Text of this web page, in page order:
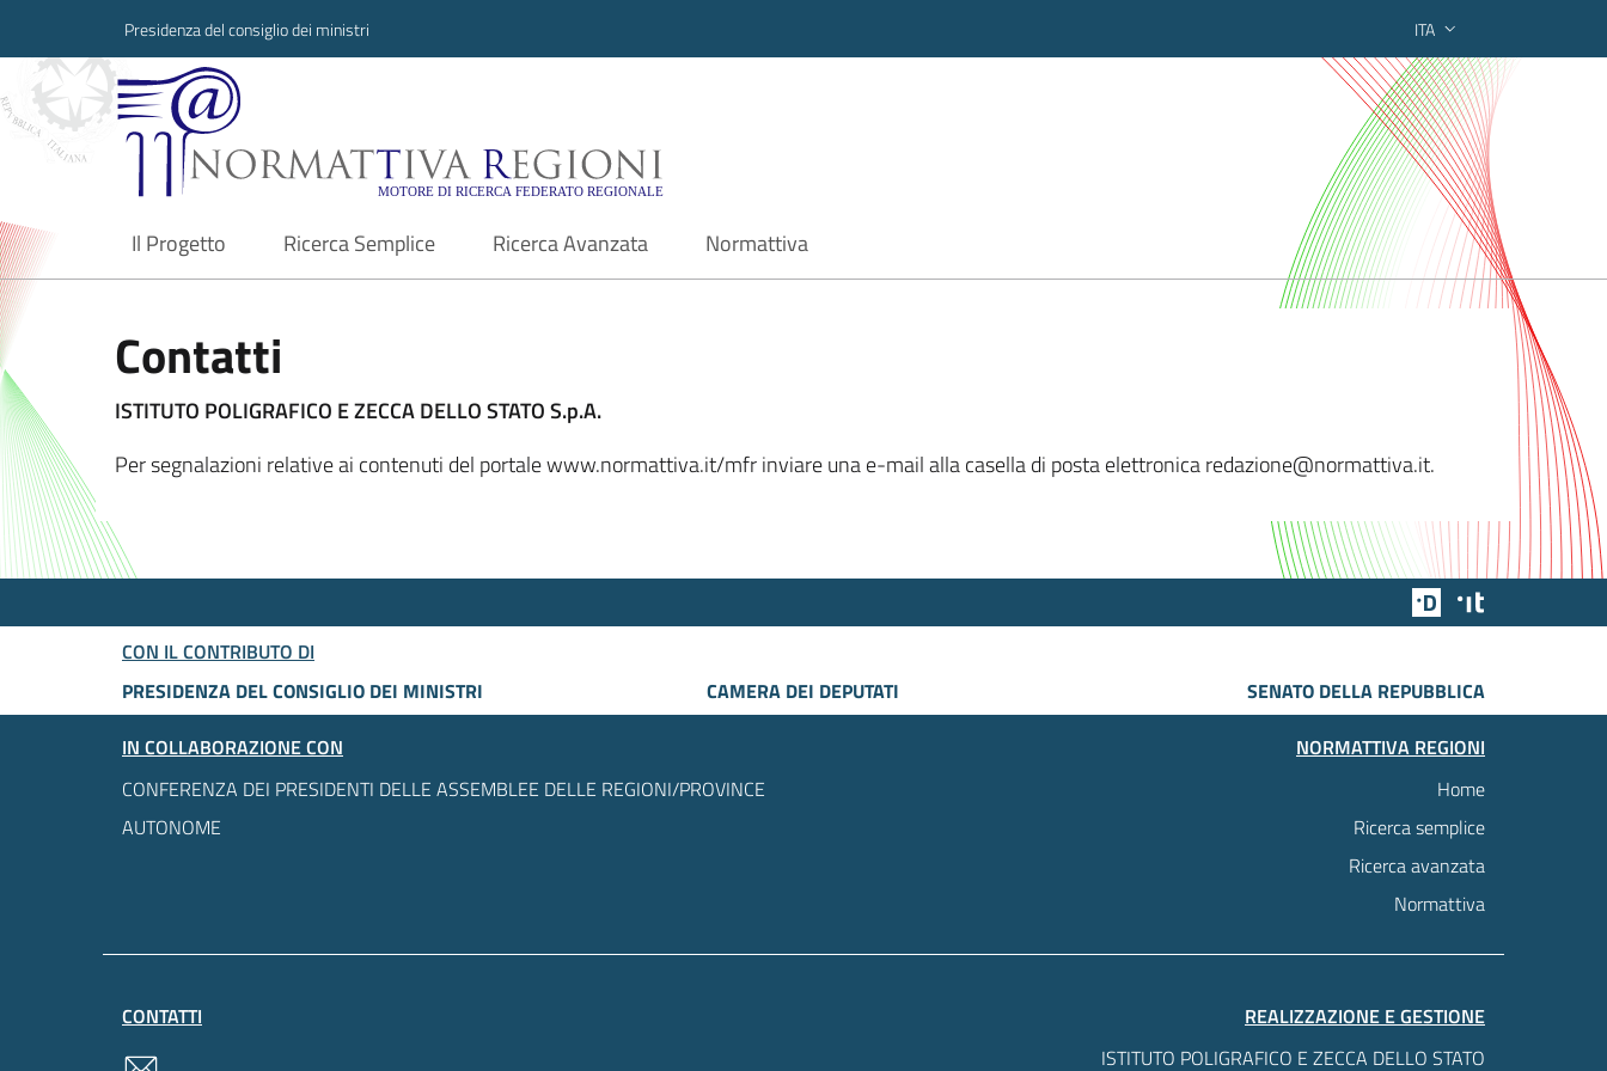
Presidenza del consiglio dei ministri ITA
Normattiva Regioni - Motore di ricerca federato regionale
Il Progetto
current Ricerca Semplice Ricerca Avanzata Normattiva
Contatti
ISTITUTO POLIGRAFICO E ZECCA DELLO STATO S.p.A.
Per segnalazioni relative ai contenuti del portale www.normattiva.it/mfr inviare una e-mail alla casella di posta elettronica redazione@normattiva.it.
Team Digitale
CON IL CONTRIBUTO DI
PRESIDENZA DEL CONSIGLIO DEI MINISTRI
CAMERA DEI DEPUTATI
SENATO DELLA REPUBBLICA
IN COLLABORAZIONE CON
CONFERENZA DEI PRESIDENTI DELLE ASSEMBLEE DELLE REGIONI/PROVINCE
AUTONOME
NORMATTIVA REGIONI
Home
Ricerca semplice
Ricerca avanzata
Normattiva
CONTATTI
REALIZZAZIONE E GESTIONE
ISTITUTO POLIGRAFICO E ZECCA DELLO STATO